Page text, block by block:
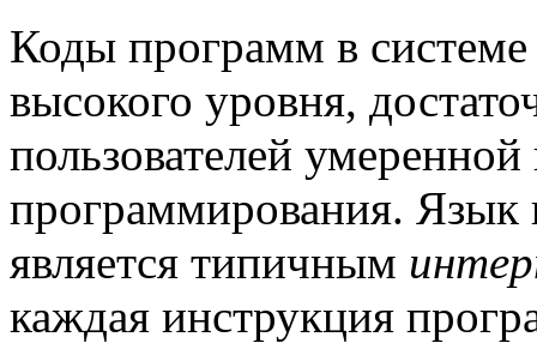
Коды программ в
высокого уровня,
пользователей
программирования.
является типичным
каждая инструкция